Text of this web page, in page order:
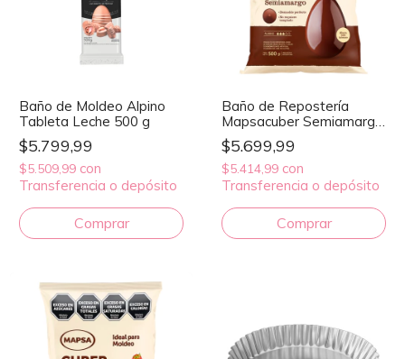
Baño de Moldeo Alpino
Tableta Leche 500 g
$5.799,99
$5.509,99 con
Transferencia o depósito
Baño de Repostería
Mapsacuber Semiamargo
500 g
$5.699,99
$5.414,99 con
Transferencia o depósito